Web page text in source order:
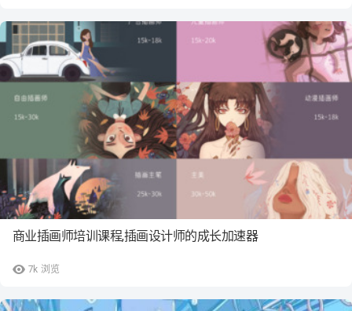
7k 浏览
商业插画师培训课程,插画设计师的成长加速器